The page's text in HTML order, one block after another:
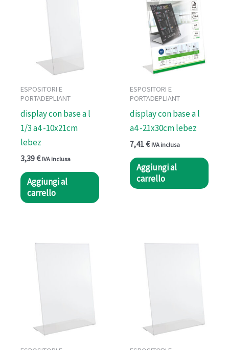
ESPOSITORI E
PORTADEPLIANT
display con base a l
1/3 a4 -10x21cm
lebez
3,39€ IVA inclusa
Aggiungi al
carrello
ESPOSITORI E
PORTADEPLIANT
display con base a l
a4 -21x30cm lebez
7,41€ IVA inclusa
Aggiungi al
carrello